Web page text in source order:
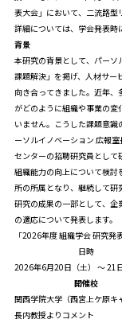
表大会」において、二流路型
詳細については、学会発表時
背景
本研究の背景として、パーソ
課題解決」を掲げ、人材サー
向き合ってきました。近年
がどのように組織や事業の変
いません。こうした課題意
ーソルイノベーション 広報
センターの招聘研究員として
組織能力の向上について検
所の所属となり、継続して研
研究の成果の一部として、
の適応について発表します。
「2026年度 組織学会 研究発
日時
2026年6月20日（土） ～ 21日
開催校
関西学院大学（西宮上ケ原キ
長内教授よりコメント